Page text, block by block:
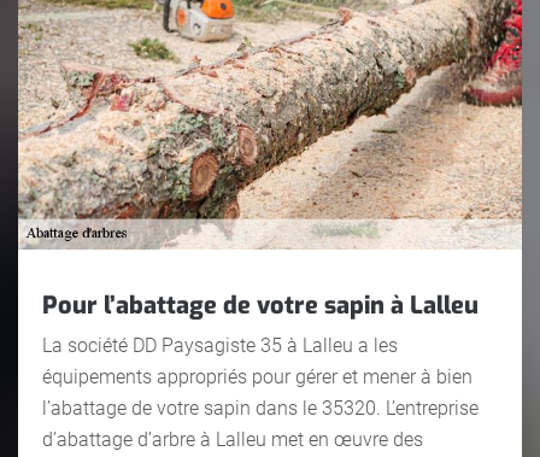
Pour l’abattage de votre sapin à Lalleu
La société DD Paysagiste 35 à Lalleu a les
équipements appropriés pour gérer et mener à bien
l’abattage de votre sapin dans le 35320. L’entreprise
d’abattage d’arbre à Lalleu met en œuvre des